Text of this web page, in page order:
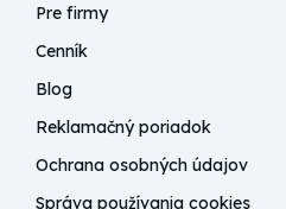
Pre firmy
Cenník
Blog
Reklamačný poriadok
Ochrana osobných údajov
Správa používania cookies